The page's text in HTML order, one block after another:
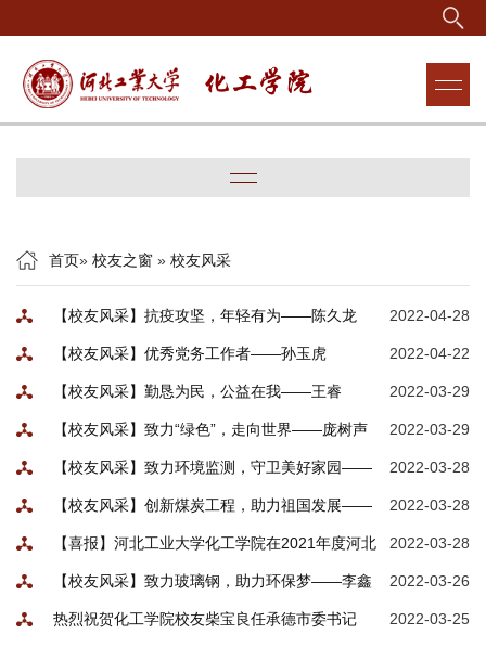
首页» 校友之窗 » 校友风采
2022-04-28
【校友风采】抗疫攻坚，年轻有为——陈久龙
2022-04-22
【校友风采】优秀党务工作者——孙玉虎
2022-03-29
【校友风采】勤恳为民，公益在我——王睿
2022-03-29
【校友风采】致力“绿色”，走向世界——庞树声
2022-03-28
【校友风采】致力环境监测，守卫美好家园——
耿哲 2022-03-28
【校友风采】创新煤炭工程，助力祖国发展——
张明刚 2022-03-28
【喜报】河北工业大学化工学院在2021年度河北
省自然科学奖、科学技术进步奖总评中荣获佳绩！ 2022-03-26
【校友风采】致力玻璃钢，助力环保梦——李鑫
2022-03-25
热烈祝贺化工学院校友柴宝良任承德市委书记